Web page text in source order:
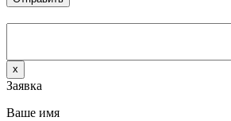
x
Заявка
Ваше имя